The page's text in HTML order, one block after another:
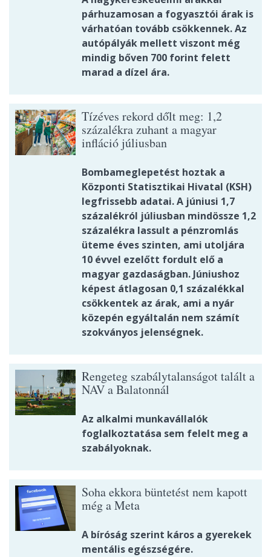
párhuzamosan a fogyasztói árak is
várhatóan tovább csökkennek. Az
autópályák mellett viszont még
mindig bőven 700 forint felett
marad a dízel ára.
Tízéves rekord dőlt meg: 1,2
százalékra zuhant a magyar
infláció júliusban
Bombameglepetést hoztak a
Központi Statisztikai Hivatal (KSH)
legfrissebb adatai. A júniusi 1,7
százalékról júliusban mindössze 1,2
százalékra lassult a pénzromlás
üteme éves szinten, ami utoljára
10 évvel ezelőtt fordult elő a
magyar gazdaságban. Júniushoz
képest átlagosan 0,1 százalékkal
csökkentek az árak, ami a nyár
közepén egyáltalán nem számít
szokványos jelenségnek.
Rengeteg szabálytalanságot talált a
NAV a Balatonnál
Az alkalmi munkavállalók
foglalkoztatása sem felelt meg a
szabályoknak.
Soha ekkora büntetést nem kapott
még a Meta
A bíróság szerint káros a gyerekek
mentális egészségére.